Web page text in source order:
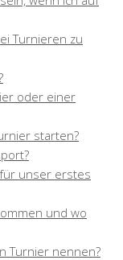
Turnieren zu
oder einer
starten?
unser erstes
und wo
Turnier nennen?